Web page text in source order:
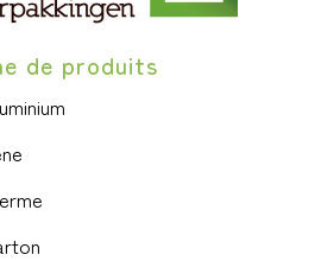
de produits